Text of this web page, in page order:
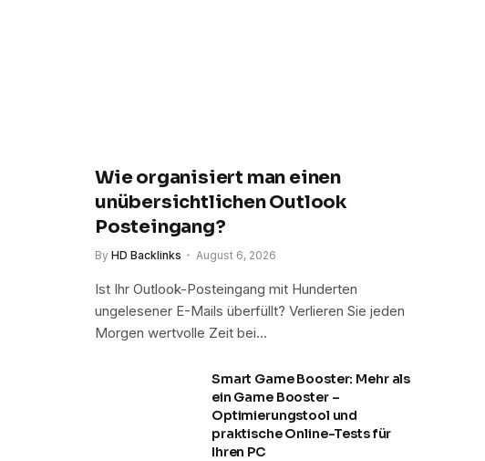
Wie organisiert man einen
unübersichtlichen Outlook
Posteingang?
By HD Backlinks August 6, 2026
Ist Ihr Outlook-Posteingang mit Hunderten
ungelesener E-Mails überfüllt? Verlieren Sie jeden
Morgen wertvolle Zeit bei…
Smart Game Booster: Mehr als
ein Game Booster –
Optimierungstool und
praktische Online-Tests für
Ihren PC